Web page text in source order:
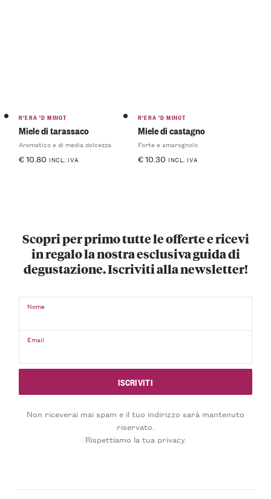
R'ERA 'D MINOT
Miele di tarassaco
Aromatico e di media dolcezza
€10.80 INCL. IVA
R'ERA 'D MINOT
Miele di castagno
Forte e amarognolo
€10.30 INCL. IVA
Scopri per primo tutte le offerte e ricevi
in regalo la nostra esclusiva guida di
degustazione. Iscriviti alla newsletter!
Nome
Email
Non riceverai mai spam e il tuo indirizzo sarà mantenuto
riservato.
Rispettiamo la tua privacy.